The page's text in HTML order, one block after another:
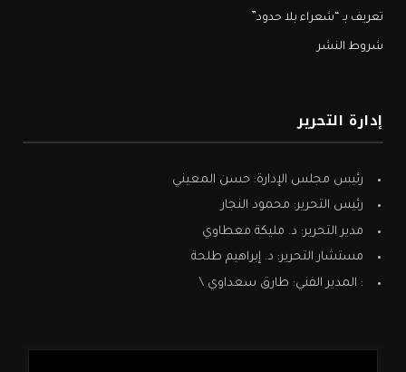
تعريف بـ “شعراء بلا حدود”
شروط النشر
إدارة التحرير
رئيس مجلس الإدارة: حسن المعيني
رئيس التحرير: محمود النجار
مدير التحرير: د. مليكة معطاوي
مستشار التحرير: د. إبراهيم طلحة
: المدير الفني: طارق سعداوي \